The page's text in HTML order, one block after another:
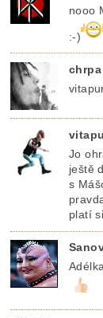
nooo
:-)
chrpa
Jo
ještě
s
platí